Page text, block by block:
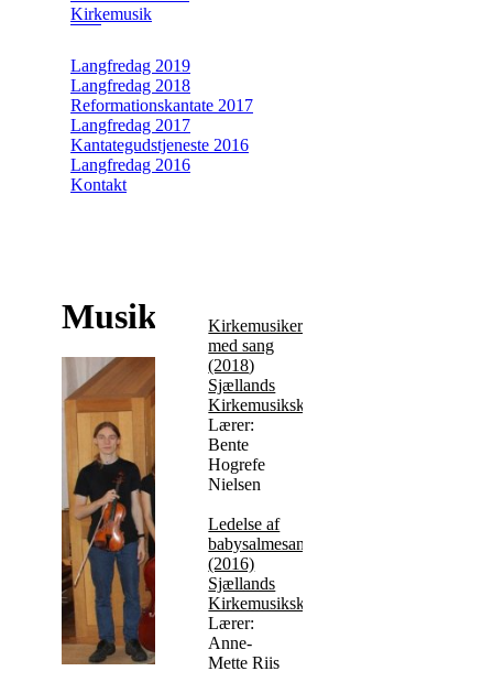
Kirkemusik
Langfredag 2019
Langfredag 2018
Reformationskantate 2017
Langfredag 2017
Kantategudstjeneste 2016
Langfredag 2016
Kontakt
MusiklederKirkemusiker
med sang
(2018)
Sjællands
Kirkemusikskole
Lærer:
Bente
Hogrefe
Nielsen
Ledelse af
babysalmesang
(2016)
Sjællands
Kirkemusikskole
Lærer:
Anne-
Mette Riis